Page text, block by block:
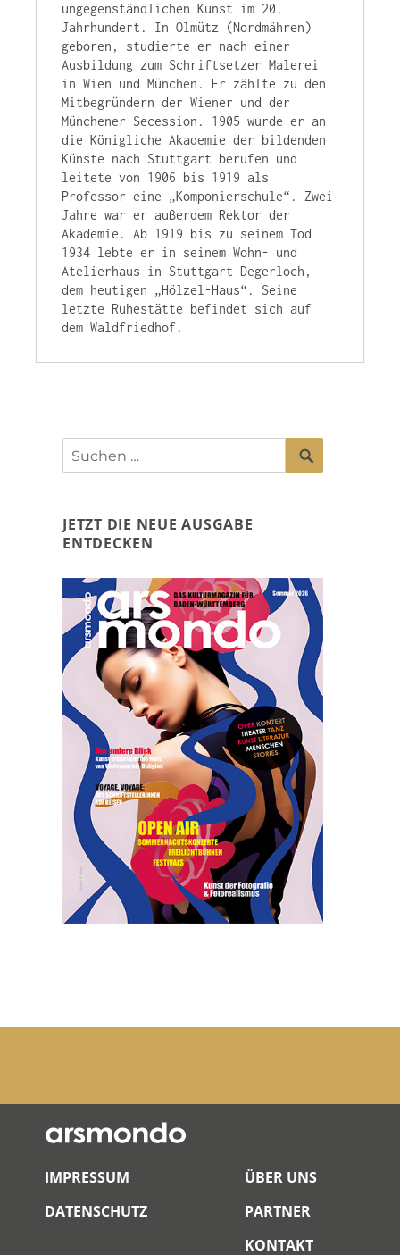
ungegenständlichen Kunst im 20.
Jahrhundert. In Olmütz (Nordmähren)
geboren, studierte er nach einer
Ausbildung zum Schriftsetzer Malerei
in Wien und München. Er zählte zu den
Mitbegründern der Wiener und der
Münchener Secession. 1905 wurde er an
die Königliche Akademie der bildenden
Künste nach Stuttgart berufen und
leitete von 1906 bis 1919 als
Professor eine „Komponierschule“. Zwei
Jahre war er außerdem Rektor der
Akademie. Ab 1919 bis zu seinem Tod
1934 lebte er in seinem Wohn- und
Atelierhaus in Stuttgart Degerloch,
dem heutigen „Hölzel-Haus“. Seine
letzte Ruhestätte befindet sich auf
dem Waldfriedhof.
Suchen
nach:
SUCHEN
JETZT DIE NEUE AUSGABE
ENTDECKEN
IMPRESSUM
DATENSCHUTZ
ÜBER UNS
PARTNER
KONTAKT